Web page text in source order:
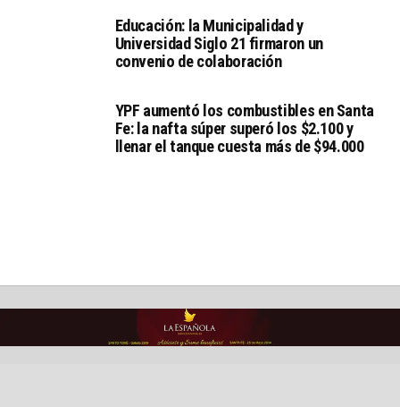
Educación: la Municipalidad y
Universidad Siglo 21 firmaron un
convenio de colaboración
YPF aumentó los combustibles en Santa
Fe: la nafta súper superó los $2.100 y
llenar el tanque cuesta más de $94.000